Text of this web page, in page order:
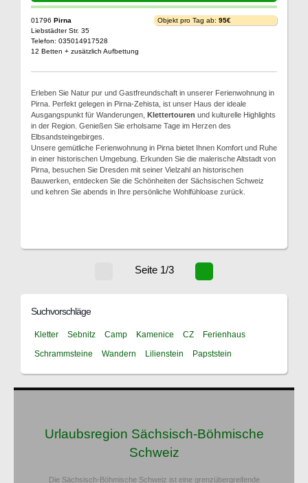
01796 Pirna
Liebstädter Str. 35
Telefon: 035014917528
12 Betten + zusätzlich Aufbettung
Objekt pro Tag ab: 95€
Erleben Sie Natur pur und Gastfreundschaft in unserer Ferienwohnung in
Pirna. Perfekt gelegen in Pirna-Zehista, ist unser Haus der ideale
Ausgangspunkt für Wanderungen, Klettertouren und kulturelle Highlights
in der Region. Genießen Sie erholsame Tage im Herzen des
Elbsandsteingebirges.
Unsere gemütliche Ferienwohnung in Pirna bietet Ihnen Komfort und Ruhe
in einer historischen Umgebung. Erkunden Sie die malerische Altstadt von
Pirna, besuchen Sie Dresden mit seiner Vielzahl an historischen
Bauwerken, entdecken Sie die Schönheiten der Sächsischen Schweiz
und kehren Sie abends in Ihre persönliche Wohlfühloase zurück.
Seite 1/3
Suchvorschläge
Kletter Sebnitz Camp Kamenice CZ
Ferienhaus
Schrammsteine
Wandern Lilienstein Papststein
Urlaubsregion Sächsisch-Böhmische
Schweiz
Die Sächsisch-Böhmische Schweiz ist eine grenzübergreifende